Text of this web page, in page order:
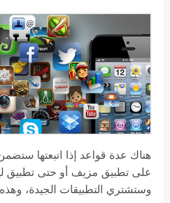
هناك عدة قواعد إذا اتبعتها
على تطبيق مزيف أو حتى تطبيق
وستشتري التطبيقات الجيدة،